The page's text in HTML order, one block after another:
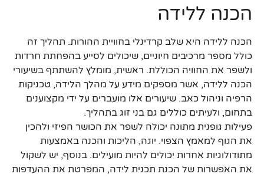
הכנה ללידה
הכנה ללידה היא שלב קרדינלי בחוויית ההורות. תהליך זה
כולל מספר מרכיבים חיוניים, שיכולים לסייע בהפחתת חרדות
ולשפר את החוויה הכוללת. ראשית, מומלץ להשתתף בשיעורי
הכנה ללידה, אשר מספקים מידע על מהלך הלידה, טכניקות
הרפיה וניהול כאב. שיעורים אלו מועברים על ידי מקצוענים
בתחום, ולעיתים כוללים גם בני זוג בתהליך.
פעילות גופנית מתונה יכולה לשפר את הכושר הפיזי ולהכין
את הגוף למאמץ הצפוי. יוגה, הליכות והכנה באמצעות
מתודולוגיות אחרות יכולים להיות מועילים. בנוסף, יש לשקול
את האפשרות של הכנת תכנית לידה, המפרטת את ההעדפות